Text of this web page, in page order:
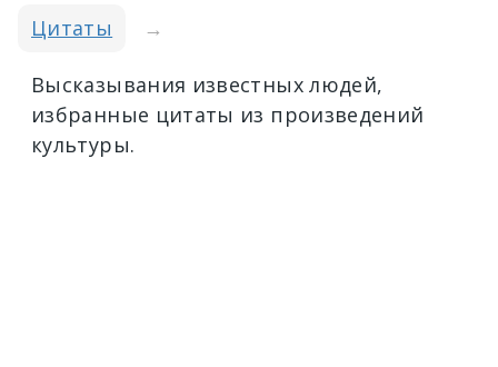
Цитаты →
Высказывания известных людей,
избранные цитаты из произведений
культуры.